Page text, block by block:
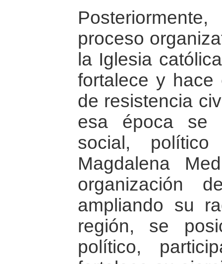
proceso
la Iglesia
fortalece y hace
de resistencia
esa época se
social,
Magdalena
organización
ampliando su
región, se
político,